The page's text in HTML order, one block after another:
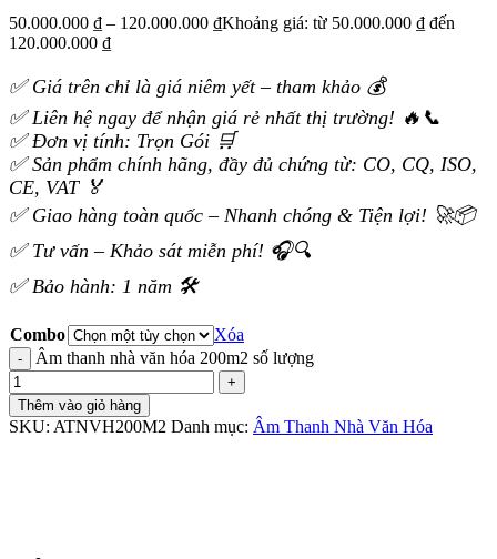
50.000.000 ₫ – 120.000.000 ₫Khoảng giá: từ 50.000.000 ₫ đến
120.000.000 ₫
✅ Giá trên chỉ là giá niêm yết – tham khảo 💰
✅ Liên hệ ngay để nhận giá rẻ nhất thị trường! 🔥📞
✅ Đơn vị tính: Trọn Gói 🛒
✅ Sản phẩm chính hãng, đầy đủ chứng từ: CO, CQ, ISO,
CE, VAT 🏅
✅ Giao hàng toàn quốc – Nhanh chóng & Tiện lợi! 🚀📦
✅ Tư vấn – Khảo sát miễn phí! 🎧🔍
✅ Bảo hành: 1 năm 🛠️
Combo
Xóa
Âm thanh nhà văn hóa 200m2 số lượng
Thêm vào giỏ hàng
SKU: ATNVH200M2 Danh mục: Âm Thanh Nhà Văn Hóa